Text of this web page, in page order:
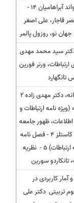
ایران مدرن، یرواند آبراهامیان 14 -
قاجار، علی اصغر
دکتر سید محمد مهدی
های ارتباطات، ورنر فورین
تانگهارد
1 - نظریه های رسانه، دکتر مهدی زاده 2
نامه ارتباطات و
- عصر اطلاعات، ظهور جامعه
شبکه ای، مانوئل کاستلز 4 - فصل نامه
رسانه (ویژه نامه ارتباطات) 5 - نظریه
تانکاردو سورین
آمار کاربردی در
تربیتی دکتر علی